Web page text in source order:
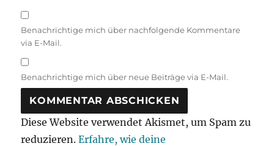
Benachrichtige mich über nachfolgende Kommentare
via E-Mail.
Benachrichtige mich über neue Beiträge via E-Mail.
Diese Website verwendet Akismet, um Spam zu
reduzieren.Erfahre, wie deine